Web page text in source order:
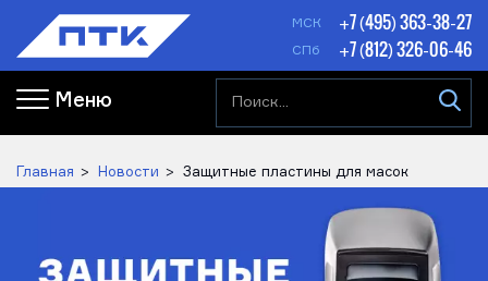
МСК +7 (495) 363-38-27
СПб +7 (812) 326-06-46
Меню
Главная Новости Защитные пластины для масок